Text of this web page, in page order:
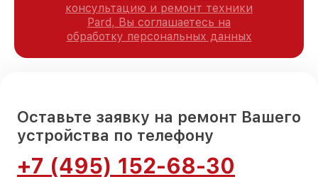
консультацию и ремонт техники
Pard, Вы соглашаетесь на
обработку персональных данных
Оставьте заявку на ремонт Вашего
устройства по телефону
+7 (495) 152-68-30